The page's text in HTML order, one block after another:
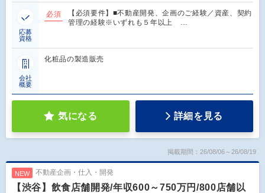
応募
資格
必須
【必須要件】■不動産開発、企画のご経験／資産、契約
管理の経験※いずれも５年以上 …
会社
概要
化粧品の製造販売
気になる 詳細を見る
掲載期間：26/08/06～26/08/19
NEW 不動産企画・仕入・開発
【渋谷】飲食店舗開発/年収600～750万円/800店舗以